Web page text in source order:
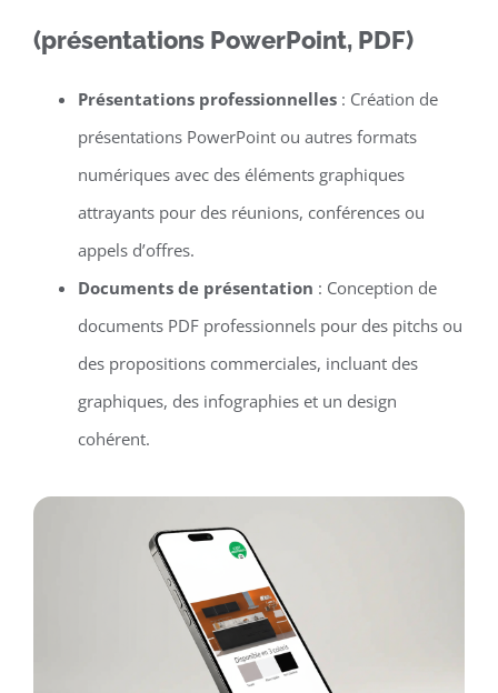
(présentations PowerPoint, PDF)
Présentations professionnelles: Création de
présentations PowerPoint ou autres formats
numériques avec des éléments graphiques
attrayants pour des réunions, conférences ou
appels d’offres.
Documents de présentation : Conception de
documents PDF professionnels pour des pitchs ou
des propositions commerciales, incluant des
graphiques, des infographies et un design
cohérent.